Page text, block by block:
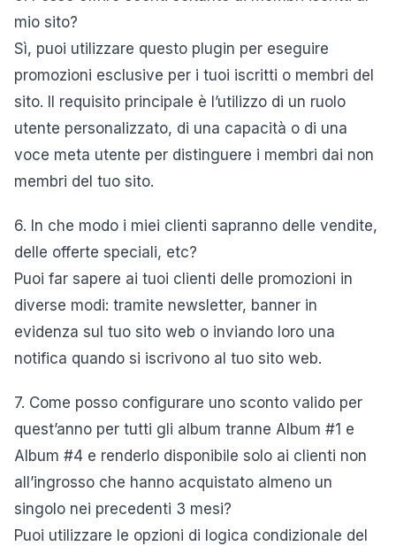
mio sito?
Sì, puoi utilizzare questo plugin per eseguire
promozioni esclusive per i tuoi iscritti o membri del
sito. Il requisito principale è l’utilizzo di un ruolo
utente personalizzato, di una capacità o di una
voce meta utente per distinguere i membri dai non
membri del tuo sito.
6. In che modo i miei clienti sapranno delle vendite,
delle offerte speciali, etc?
Puoi far sapere ai tuoi clienti delle promozioni in
diverse modi: tramite newsletter, banner in
evidenza sul tuo sito web o inviando loro una
notifica quando si iscrivono al tuo sito web.
7. Come posso configurare uno sconto valido per
quest’anno per tutti gli album tranne Album #1 e
Album #4 e renderlo disponibile solo ai clienti non
all’ingrosso che hanno acquistato almeno un
singolo nei precedenti 3 mesi?
Puoi utilizzare le opzioni di logica condizionale del